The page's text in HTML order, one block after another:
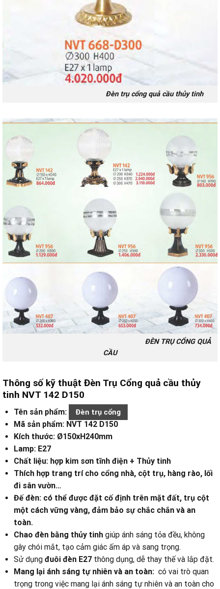
Đèn trụ cổng quả cầu thủy tinh
ĐÈN TRỤ CỔNG QUẢ
CẦU
Thông số kỹ thuật Đèn Trụ Cổng quả cầu thủy
tinh NVT 142 D150
Tên sản phẩm: Đèn trụ cổng
Mã sản phẩm: NVT 142 D150
Kích thước: Ø150xH240mm
Lamp: E27
Chất liệu: hợp kim sơn tĩnh điện + Thủy tinh
Thích hợp trang trí cho cổng nhà, cột trụ, hàng rào, lối
đi sân vườn…
Đế đèn: có thể được đặt cố định trên mặt đất, trụ cột
một cách vững vàng, đảm bảo sự chắc chắn và an
toàn.
Chao đèn bằng thủy tinh giúp ánh sáng tỏa đều, không
gây chói mắt, tạo cảm giác ấm áp và sang trọng.
Sử dụng đuôi đèn E27 thông dụng, dễ thay thế và lắp đặt.
Mang lại ánh sáng tự nhiên và an toàn: có vai trò quan
trọng trong việc mang lại ánh sáng tự nhiên và an toàn cho